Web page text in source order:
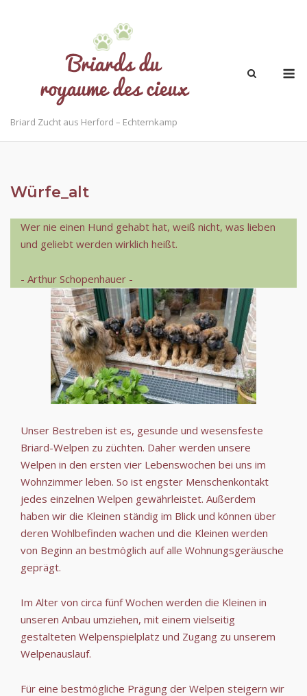
Briard Zucht aus Herford – Echternkamp
Würfe_alt
Wer nie einen Hund gehabt hat, weiß nicht, was lieben
und geliebt werden wirklich heißt.
- Arthur Schopenhauer -
Unser Bestreben ist es, gesunde und wesensfeste
Briard-Welpen zu züchten. Daher werden unsere
Welpen in den ersten vier Lebenswochen bei uns im
Wohnzimmer leben. So ist engster Menschenkontakt
jedes einzelnen Welpen gewährleistet. Außerdem
haben wir die Kleinen ständig im Blick und können über
deren Wohlbefinden wachen und die Kleinen werden
von Beginn an bestmöglich auf alle Wohnungsgeräusche
geprägt.
Im Alter von circa fünf Wochen werden die Kleinen in
unseren Anbau umziehen, mit einem vielseitig
gestalteten Welpenspielplatz und Zugang zu unserem
Welpenauslauf.
Für eine bestmögliche Prägung der Welpen steigern wir